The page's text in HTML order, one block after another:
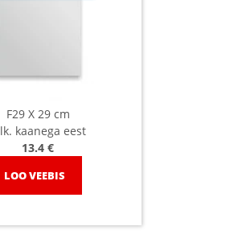
F29 X 29 cm
kaanega eest
13.4 €
LOO VEEBIS